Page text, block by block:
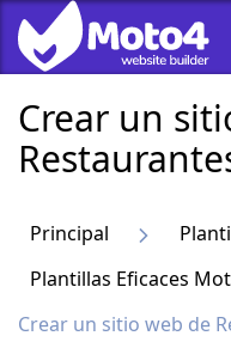
Сrear un
Principal
Plantillas Eficaces
Сrear un sitio web de